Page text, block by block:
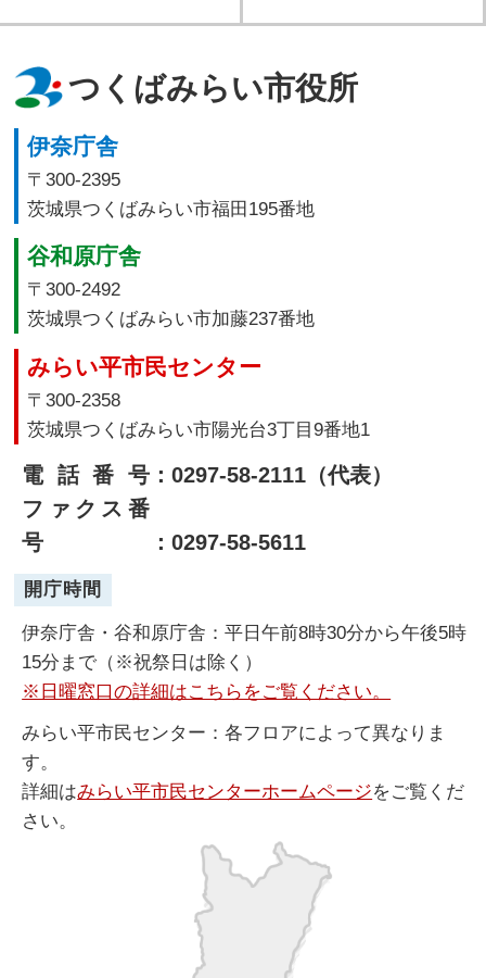
つくばみらい市役所
伊奈庁舎
〒300-2395
茨城県つくばみらい市福田195番地
谷和原庁舎
〒300-2492
茨城県つくばみらい市加藤237番地
みらい平市民センター
〒300-2358
茨城県つくばみらい市陽光台3丁目9番地1
電話番号：0297-58-2111（代表）
ファクス番
号
：0297-58-5611
開庁時間
伊奈庁舎・谷和原庁舎：平日午前8時30分から午後5時
15分まで（※祝祭日は除く）
※日曜窓口の詳細はこちらをご覧ください。
みらい平市民センター：各フロアによって異なりま
す。
詳細はみらい平市民センターホームページをご覧くだ
さい。